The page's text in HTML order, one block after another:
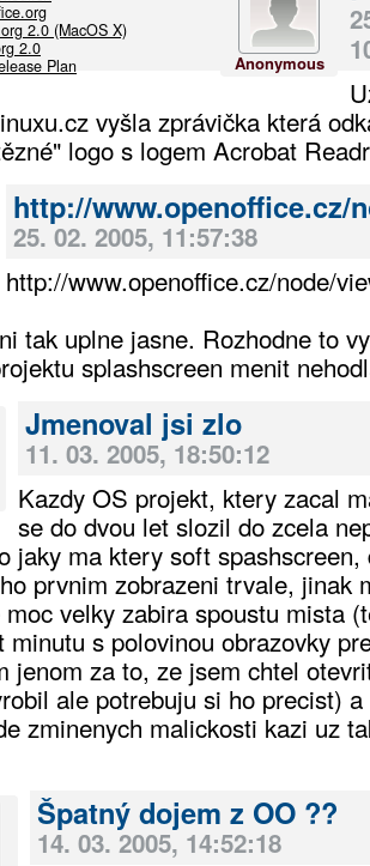
2.0 (MacOS X)
2.0
Plan
Anonymous
vyšla zprávička která
logo s logem Acrobat
http://www.openoffice.cz/
25. 02. 2005, 11:57:38
http://www.openoffice.cz/node/
tak uplne jasne. Rozhodne to
splashscreen menit
Jmenoval jsi zlo
11. 03. 2005, 18:50:12
Kazdy OS projekt, ktery zacal
se do dvou let slozil do zcela
jaky ma ktery soft spashscreen,
prvnim zobrazeni trvale, jinak
velky zabira spoustu mista
minutu s polovinou obrazovky
jenom za to, ze jsem chtel
ale potrebuju si ho precist)
zminenych malickosti kazi uz
Špatný dojem z OO ??
14. 03. 2005, 14:52:18